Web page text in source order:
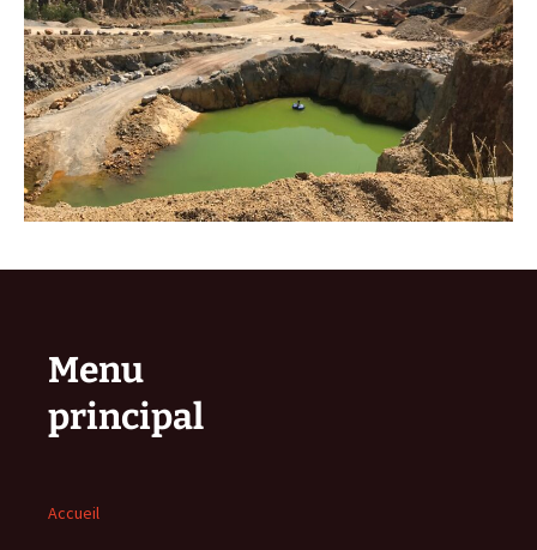
Menu
principal
Accueil